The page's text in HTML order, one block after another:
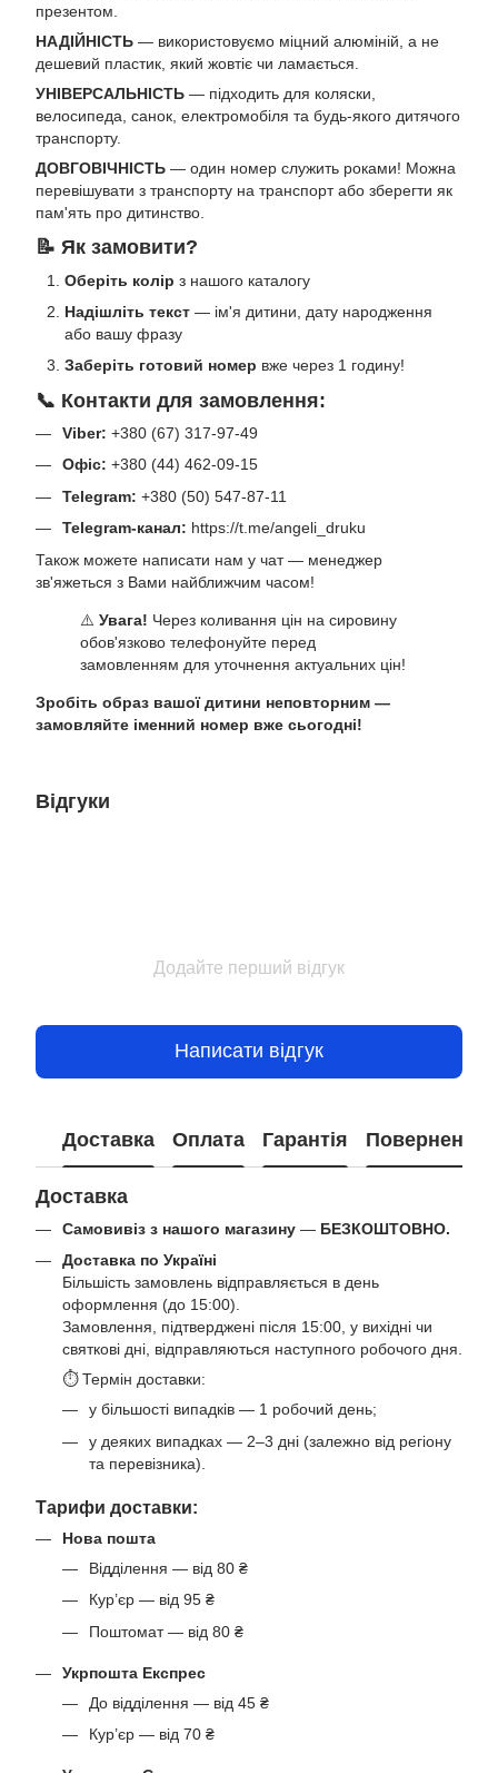
презентом.
НАДІЙНІСТЬ — використовуємо міцний алюміній, а не
дешевий пластик, який жовтіє чи ламається.
УНІВЕРСАЛЬНІСТЬ — підходить для коляски,
велосипеда, санок, електромобіля та будь-якого дитячого
транспорту.
ДОВГОВІЧНІСТЬ — один номер служить роками! Можна
перевішувати з транспорту на транспорт або зберегти як
пам'ять про дитинство.
📝 Як замовити?
Оберіть колір з нашого каталогу
Надішліть текст — ім'я дитини, дату народження
або вашу фразу
Заберіть готовий номер вже через 1 годину!
📞 Контакти для замовлення:
Viber: +380 (67) 317-97-49
Офіс: +380 (44) 462-09-15
Telegram: +380 (50) 547-87-11
Telegram-канал: https://t.me/angeli_druku
Також можете написати нам у чат — менеджер
зв'яжеться з Вами найближчим часом!
⚠️ Увага! Через коливання цін на сировину
обов'язково телефонуйте перед
замовленням для уточнення актуальних цін!
Зробіть образ вашої дитини неповторним —
замовляйте іменний номер вже сьогодні!
Відгуки
Додайте перший відгук
Написати відгук
Доставка Оплата Гарантія Повернення
Доставка
Самовивіз з нашого магазину — БЕЗКОШТОВНО.
Доставка по Україні
Більшість замовлень відправляється в день
оформлення (до 15:00).
Замовлення, підтверджені після 15:00, у вихідні чи
святкові дні, відправляються наступного робочого дня.
⏱ Термін доставки:
у більшості випадків — 1 робочий день;
у деяких випадках — 2–3 дні (залежно від регіону
та перевізника).
Тарифи доставки:
Нова пошта
Відділення — від 80 ₴
Кур’єр — від 95 ₴
Поштомат — від 80 ₴
Укрпошта Експрес
До відділення — від 45 ₴
Кур’єр — від 70 ₴